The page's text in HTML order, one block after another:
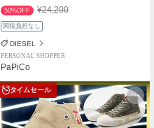
50%OFF ¥24,200
関税負担なし
DIESEL
PERSONAL SHOPPER
PaPiCo
タイムセール